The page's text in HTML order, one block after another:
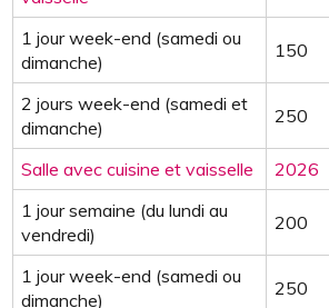
vaisselle
1 jour week-end (samedi ou
dimanche)
150
2 jours week-end (samedi et
dimanche)
250
Salle avec cuisine et vaisselle 2026
1 jour semaine (du lundi au
vendredi)
200
1 jour week-end (samedi ou
250